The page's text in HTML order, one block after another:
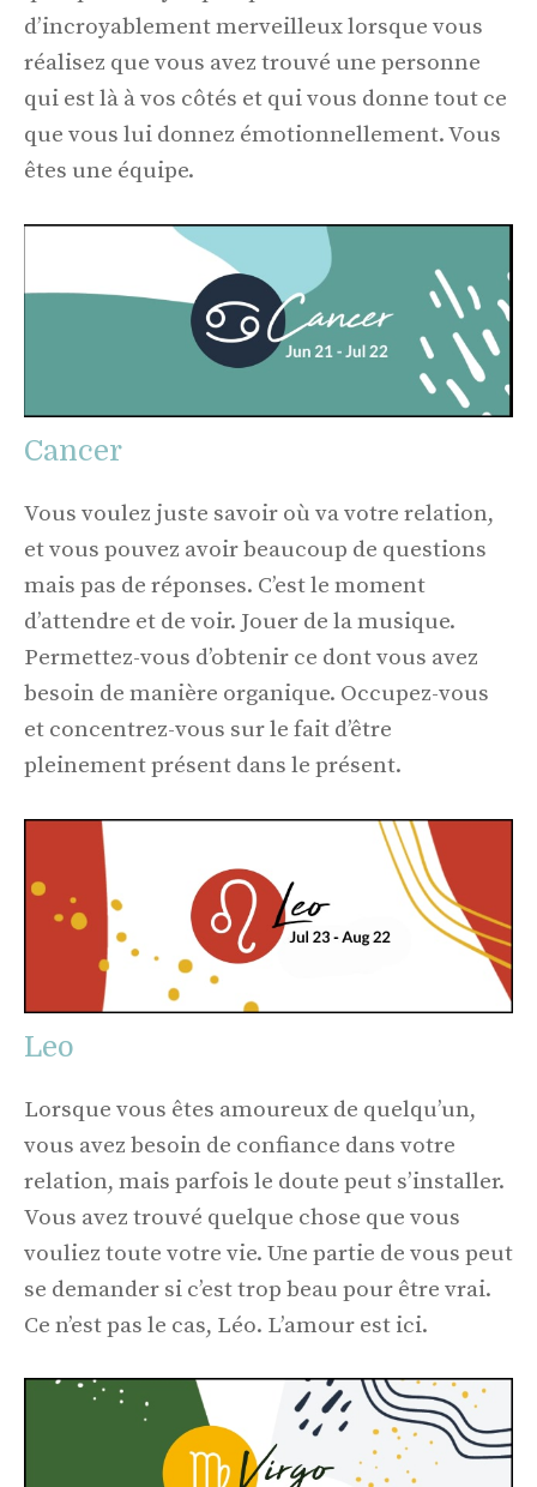
d’incroyablement merveilleux lorsque vous
réalisez que vous avez trouvé une personne
qui est là à vos côtés et qui vous donne tout ce
que vous lui donnez émotionnellement. Vous
êtes une équipe.
Cancer
Vous voulez juste savoir où va votre relation,
et vous pouvez avoir beaucoup de questions
mais pas de réponses. C’est le moment
d’attendre et de voir. Jouer de la musique.
Permettez-vous d’obtenir ce dont vous avez
besoin de manière organique. Occupez-vous
et concentrez-vous sur le fait d’être
pleinement présent dans le présent.
Leo
Lorsque vous êtes amoureux de quelqu’un,
vous avez besoin de confiance dans votre
relation, mais parfois le doute peut s’installer.
Vous avez trouvé quelque chose que vous
vouliez toute votre vie. Une partie de vous peut
se demander si c’est trop beau pour être vrai.
Ce n’est pas le cas, Léo. L’amour est ici.